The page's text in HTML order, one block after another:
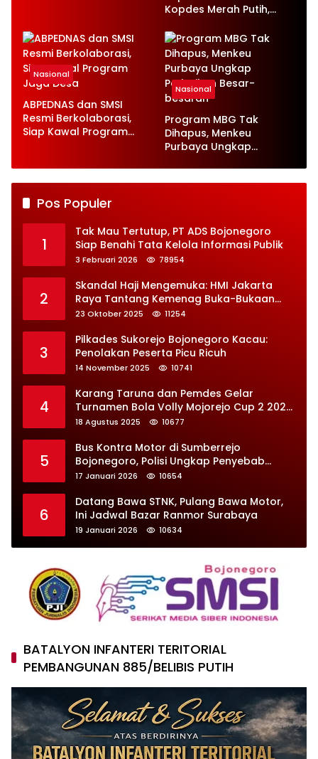
Kopdes Merah Putih,
Kerja
Nasional
ABPEDNAS dan SMSI
Resmi Berkolaborasi,
Siap Kawal Program
Nasional
Program MBG Tak
Dihapus, Menkeu
Purbaya Ungkap
Pos Populer
1
Tak Mau Tertutup, PT ADS Bojonegoro
Siap Benahi Tata Kelola Informasi Publik
3 Februari 2026 78954
2
Skandal Haji Mengemuka: HMI Jakarta
Raya Tantang Kemenag Buka-Bukaan
Soal Kontrak Syarekah Bermasalah
23 Oktober 2025 11254
3
Pilkades Sukorejo Bojonegoro Kacau:
Penolakan Peserta Picu Ricuh
14 November 2025 10741
4
Karang Taruna dan Pemdes Gelar
Turnamen Bola Volly Mojorejo Cup 2 2025,
Diikuti 28 Tim
18 Agustus 2025 10677
5
Bus Kontra Motor di Sumberrejo
Bojonegoro, Polisi Ungkap Penyebab
Kecelakaan
17 Januari 2026 10654
6
Datang Bawa STNK, Pulang Bawa Motor,
Ini Jadwal Bazar Ranmor Surabaya
19 Januari 2026 10634
BATALYON INFANTERI TERITORIAL
PEMBANGUNAN 885/BELIBIS PUTIH